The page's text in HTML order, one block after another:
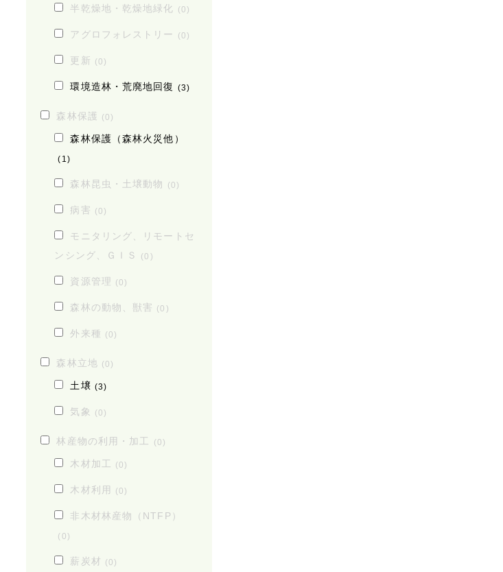
半乾燥地・乾燥地緑化 (0)
アグロフォレストリー (0)
更新 (0)
環境造林・荒廃地回復 (3)
森林保護 (0)
森林保護（森林火災他）
(1)
森林昆虫・土壌動物 (0)
病害 (0)
モニタリング、リモートセ
ンシング、ＧＩＳ
(0)
資源管理 (0)
森林の動物、獣害 (0)
外来種 (0)
森林立地 (0)
土壌 (3)
気象 (0)
林産物の利用・加工 (0)
木材加工 (0)
木材利用 (0)
非木材林産物（NTFP）
(0)
薪炭材 (0)